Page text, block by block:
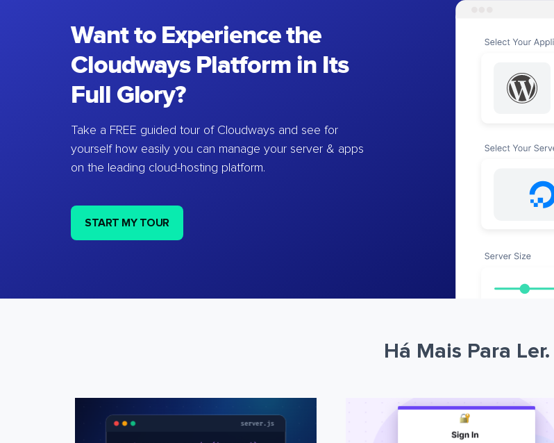
Want to Experience the
Cloudways Platform in Its
Full Glory?
Take a FREE guided tour of Cloudways and see for
yourself how easily you can manage your server & apps
on the leading cloud-hosting platform.
START MY TOUR
Há Mais Para Ler.